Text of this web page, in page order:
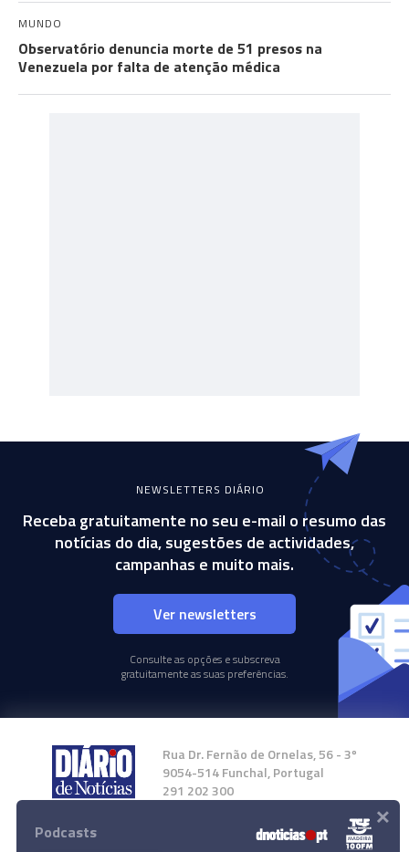
MUNDO
Observatório denuncia morte de 51 presos na
Venezuela por falta de atenção médica
NEWSLETTERS DIÁRIO
Receba gratuitamente no seu e-mail o resumo das
notícias do dia, sugestões de actividades,
campanhas e muito mais.
Ver newsletters
Consulte as opções e subscreva
gratuitamente as suas preferências.
Rua Dr. Fernão de Ornelas, 56 - 3º
9054-514 Funchal, Portugal
291 202 300
Instale a nossa App
Podcasts ×